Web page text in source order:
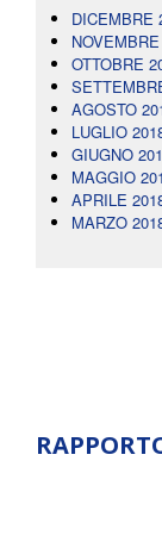
DICEMBRE
OTTOBRE
AGOSTO
LUGLIO
GIUGNO
MAGGIO
APRILE
MARZO